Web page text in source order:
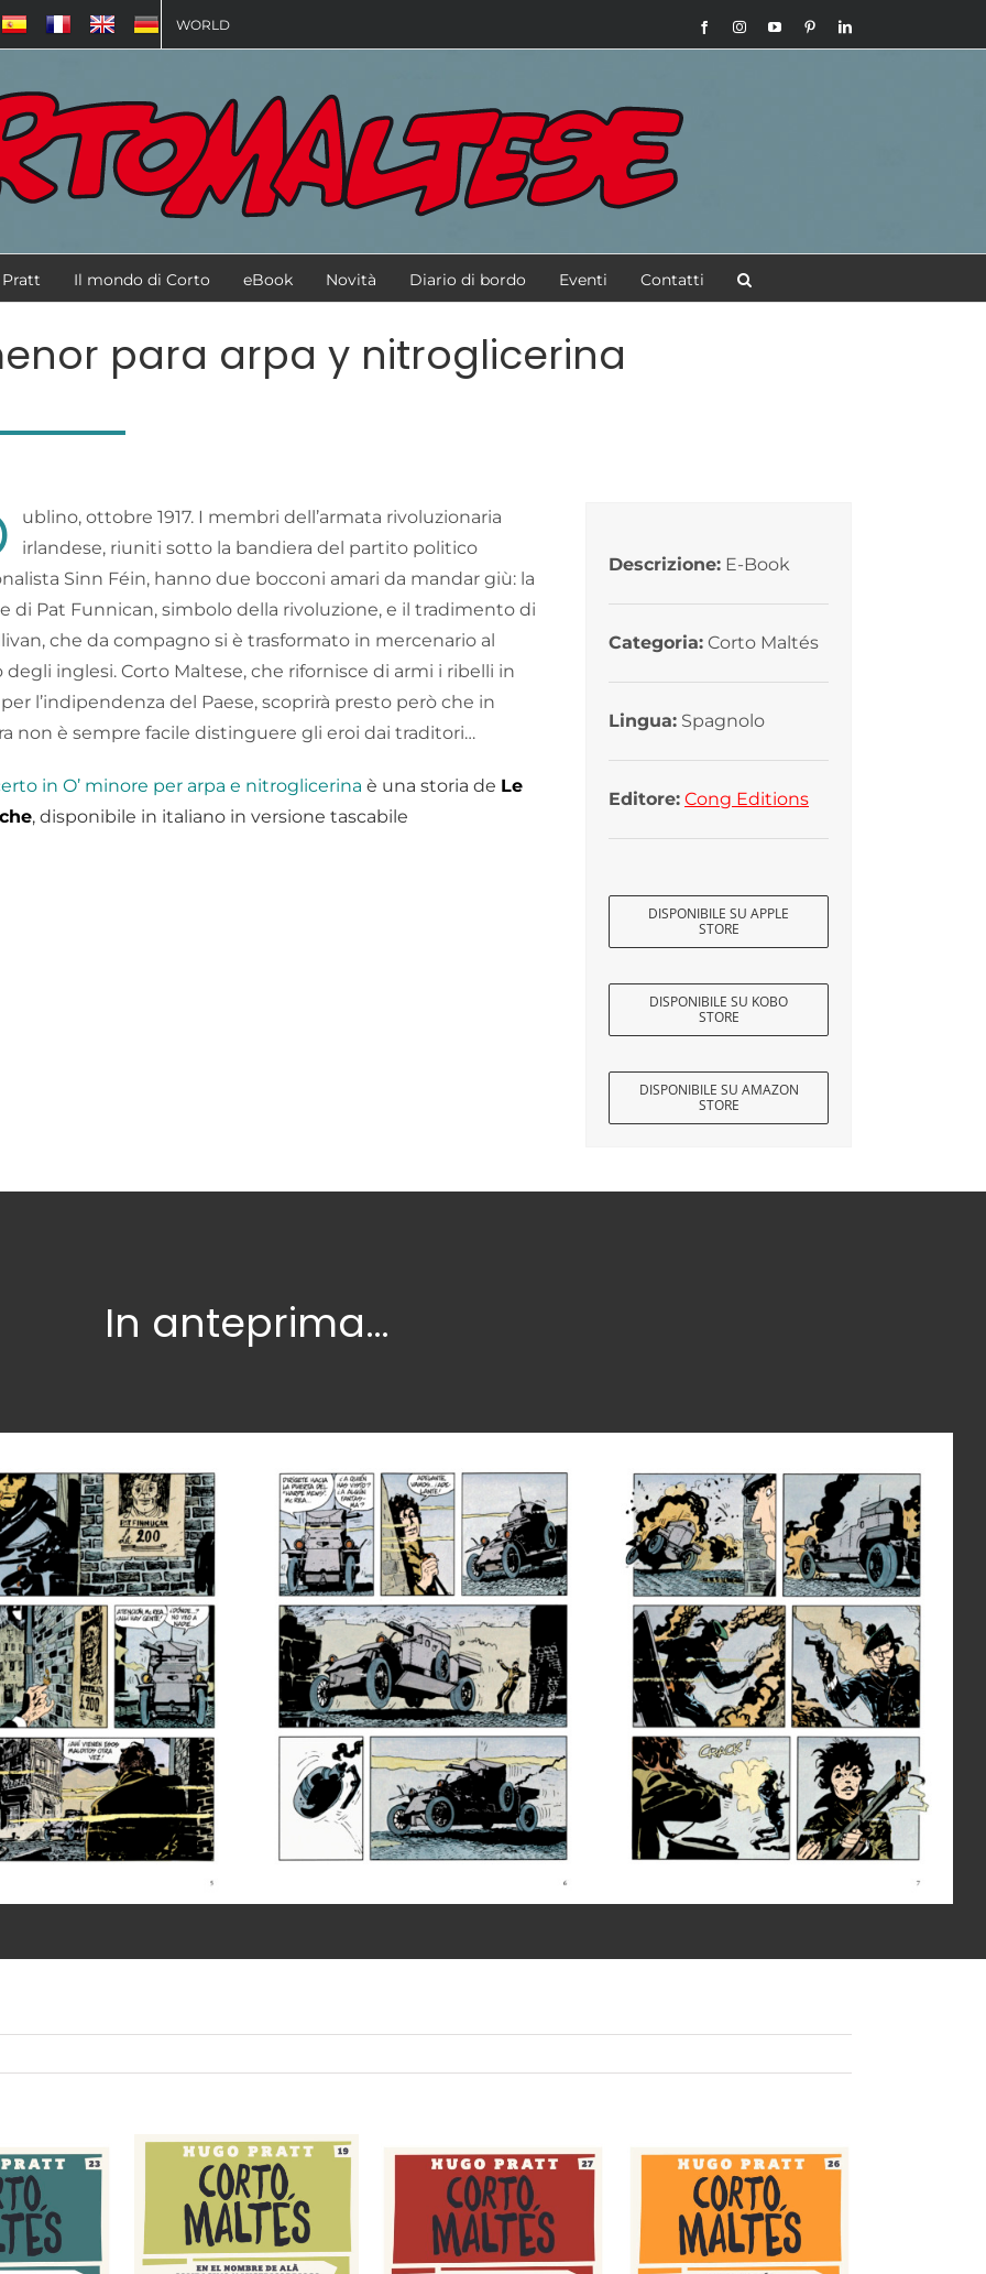
WORLD FacebookInstagramYouTubePinterestLinkedIn
Il mondo di Corto eBook Novità Diario di bordo Eventi Contatti
para arpa y nitroglicerina
ublino, ottobre 1917. I membri dell’armata rivoluzionaria
irlandese, riuniti sotto la bandiera del partito politico
Sinn Féin, hanno due bocconi amari da mandar giù: la
di Pat Funnican, simbolo della rivoluzione, e il tradimento di
che da compagno si è trasformato in mercenario al
degli inglesi. Corto Maltese, che rifornisce di armi i ribelli in
l’indipendenza del Paese, scoprirà presto però che in
non è sempre facile distinguere gli eroi dai traditori…
in O’ minore per arpa e nitroglicerina è una storia de Le
, disponibile in italiano in versione tascabile
Descrizione: E-Book
Categoria: Corto Maltés
Lingua: Spagnolo
Editore: Cong Editions
DISPONIBILE SU APPLE
STORE
DISPONIBILE SU KOBO
STORE
DISPONIBILE SU AMAZON
STORE
In anteprima…